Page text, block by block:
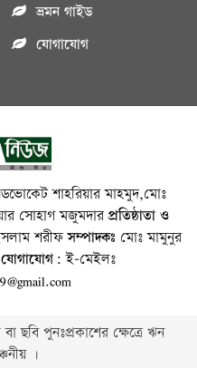
ভ্রমন গাইড
যোগাযোগ
শাহরিয়ার মাহমুদ,মোঃ
সোহাগ মজুমদারপ্রতিষ্ঠাতা ও
শরীফসম্পাদকঃ মোঃ মামুনুর
যোগাযোগ: ই-মেইলঃ
ছবি পুনঃপ্রকাশের ক্ষেত্রে ঋন
।